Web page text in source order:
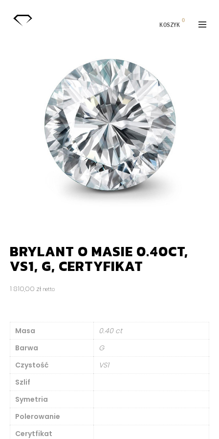
KOSZYK
0
BRYLANT O MASIE 0.40CT,
VS1, G, CERTYFIKAT
1 810,00 zł netto
Masa
0.40 ct
Barwa
G
Czystość
VS1
Szlif
Symetria
Polerowanie
Cerytfikat